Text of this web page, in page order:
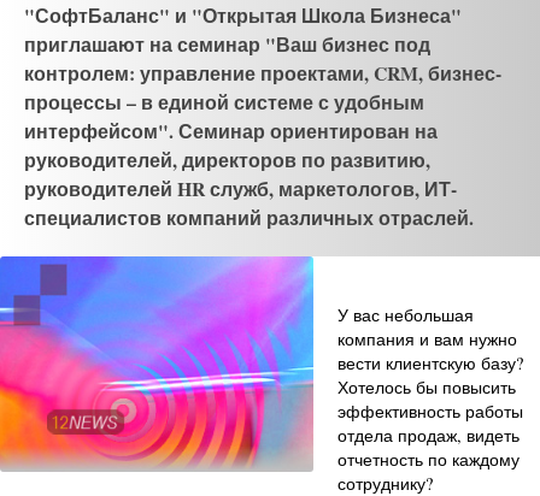
"СофтБаланс" и "Открытая Школа Бизнеса"
приглашают на семинар "Ваш бизнес под
контролем: управление проектами, CRM, бизнес-
процессы – в единой системе с удобным
интерфейсом". Семинар ориентирован на
руководителей, директоров по развитию,
руководителей HR служб, маркетологов, ИТ-
специалистов компаний различных отраслей.
У вас небольшая
компания и вам нужно
вести клиентскую базу?
Хотелось бы повысить
эффективность работы
отдела продаж, видеть
отчетность по каждому
сотруднику?